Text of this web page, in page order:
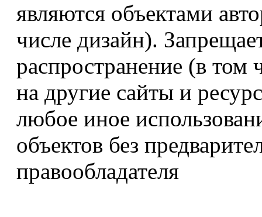
являются объектами
числе дизайн).
распространение (в том
на другие сайты и
любое иное
объектов без
правообладателя